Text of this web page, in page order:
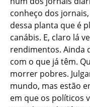
conheço dos
dessa planta que é
canábis. E, claro lá
rendimentos. Ainda
com o que já têm.
morrer pobres.
mundo, mas estão
em que os políticos